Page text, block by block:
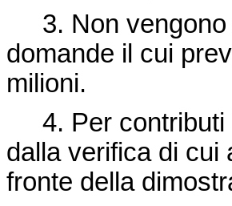
3. Non vengono
domande il cui
milioni.
4. Per contributi
dalla verifica di cui
fronte della